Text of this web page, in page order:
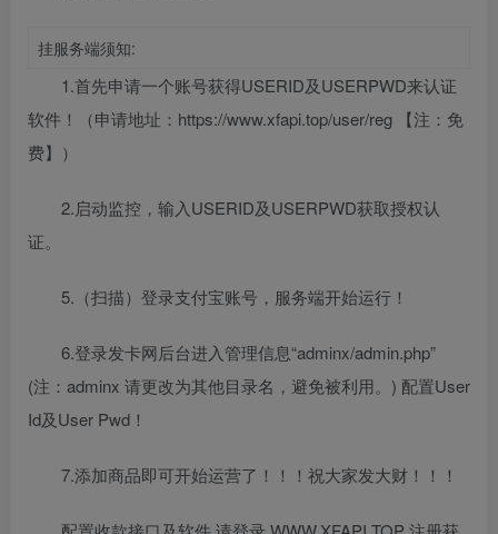
挂服务端须知:
1.首先申请一个账号获得USERID及USERPWD来认证
软件！（申请地址：https://www.xfapi.top/user/reg 【注：免
费】）
2.启动监控，输入USERID及USERPWD获取授权认
证。
5.（扫描）登录支付宝账号，服务端开始运行！
6.登录发卡网后台进入管理信息“adminx/admin.php”
(注：adminx 请更改为其他目录名，避免被利用。) 配置User
Id及User Pwd！
7.添加商品即可开始运营了！！！祝大家发大财！！！